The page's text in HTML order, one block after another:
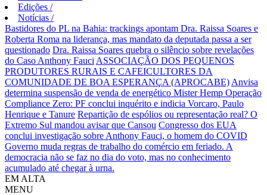
Edições /
Notícias /
Bastidores do PL na Bahia: trackings apontam Dra. Raissa Soares e
Roberta Roma na liderança, mas mandato da deputada passa a ser
questionado Dra. Raissa Soares quebra o silêncio sobre revelações
do Caso Anthony Fauci ASSOCIAÇÃO DOS PEQUENOS
PRODUTORES RURAIS E CAFEICULTORES DA
COMUNIDADE DE BOA ESPERANÇA (APROCABE) Anvisa
determina suspensão de venda de energético Mister Hemp Operação
Compliance Zero: PF conclui inquérito e indicia Vorcaro, Paulo
Henrique e Tanure Repartição de espólios ou representação real? O
Extremo Sul mandou avisar que Cansou Congresso dos EUA
conclui investigação sobre Anthony Fauci, o homem do COVID
Governo muda regras de trabalho do comércio em feriado. A
democracia não se faz no dia do voto, mas no conhecimento
acumulado até chegar à urna.
EM ALTA
MENU